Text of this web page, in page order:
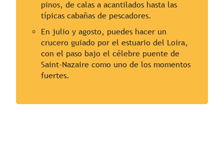
pinos, de calas a acantilados hasta las
típicas cabañas de pescadores.
En julio y agosto, puedes hacer un
crucero guiado por el estuario del Loira,
con el paso bajo el célebre puente de
Saint-Nazaire como uno de los momentos
fuertes.